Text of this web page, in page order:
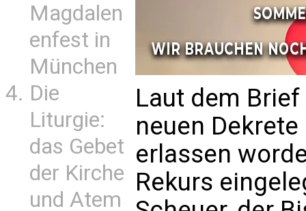
Magdalen
enfest in
München
Die
Liturgie:
das Gebet
der Kirche
und Atem
Laut dem
neuen
erlassen
Rekurs